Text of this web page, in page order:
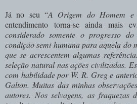
Já no seu “A Origem do Homem e
entendimento torna-se ainda mais
considerado somente o progresso
condição semi-humana para aquela do
que se acrescentem algumas
seleção natural nas ações civilizadas.
com habilidade por W. R. Greg e
Galton. Muitas das minhas
autores. Nos selvagens, as